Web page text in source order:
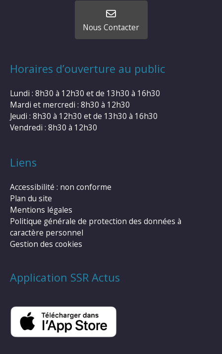
Nous Contacter
Horaires d’ouverture au public
Lundi : 8h30 à 12h30 et de 13h30 à 16h30
Mardi et mercredi : 8h30 à 12h30
Jeudi : 8h30 à 12h30 et de 13h30 à 16h30
Vendredi : 8h30 à 12h30
Liens
Accessibilité : non conforme
Plan du site
Mentions légales
Politique générale de protection des données à
caractère personnel
Gestion des cookies
Application SSR Actus